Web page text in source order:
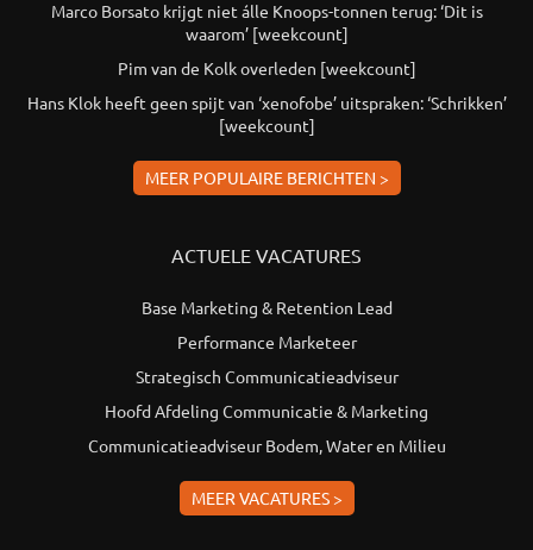
Marco Borsato krijgt niet álle Knoops-tonnen terug: ‘Dit is
waarom’ [weekcount]
Pim van de Kolk overleden [weekcount]
Hans Klok heeft geen spijt van ‘xenofobe’ uitspraken: ‘Schrikken’
[weekcount]
MEER POPULAIRE BERICHTEN >
ACTUELE VACATURES
Base Marketing & Retention Lead
Performance Marketeer
Strategisch Communicatieadviseur
Hoofd Afdeling Communicatie & Marketing
Communicatieadviseur Bodem, Water en Milieu
MEER VACATURES >